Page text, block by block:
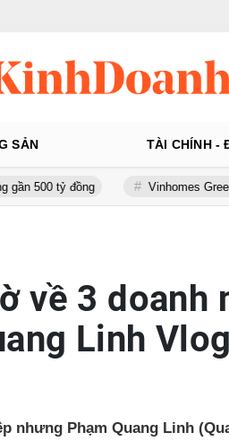
SẢN TÀI CHÍNH -
Vinhomes Green Paradise
về 3 doanh
Linh
nhưng Phạm Quang Linh